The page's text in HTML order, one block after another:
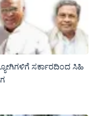
ಸರ್ಕಾರದಿಂದ ಸಿಹಿ